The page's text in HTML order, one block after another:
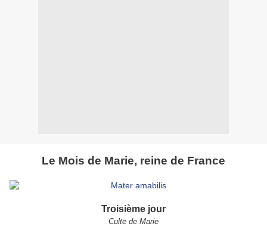
Le Mois de Marie, reine de France
Troisième jour
Culte de Marie